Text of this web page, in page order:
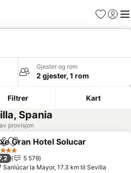
Favoritter
Logg
Gjester og rom
2 gjester, 1 rom
Filtrer Kart
Spania
provisjon
Legg til i favoritter
Gran Hotel Solucar
5 579
Sanlúcar la Mayor, 17.3 km til Sevilla